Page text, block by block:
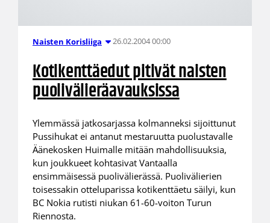
Naisten Korisliiga 26.02.2004 00:00
Kotikenttäedut pitivät naisten
puolivälieräavauksissa
Ylemmässä jatkosarjassa kolmanneksi sijoittunut
Pussihukat ei antanut mestaruutta puolustavalle
Äänekosken Huimalle mitään mahdollisuuksia,
kun joukkueet kohtasivat Vantaalla
ensimmäisessä puolivälierässä. Puolivälierien
toisessakin otteluparissa kotikenttäetu säilyi, kun
BC Nokia rutisti niukan 61-60-voiton Turun
Riennosta.